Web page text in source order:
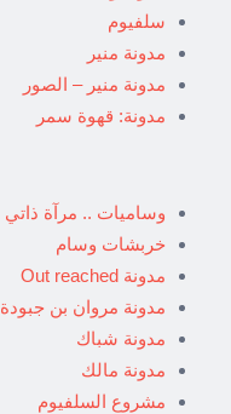
سلفيوم
مدونة منير
مدونة منير – الصور
مدونة: قهوة سمر
وساميات .. مرآة ذاتي
خربشات وسام
مدونة Out reached
مدونة مروان بن جبودة
مدونة شباك
مدونة مالك
مشروع السلفيوم